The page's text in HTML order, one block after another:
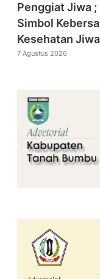
Penggiat Jiwa
Simbol
Kesehatan Jiwa
7 Agustus 2026